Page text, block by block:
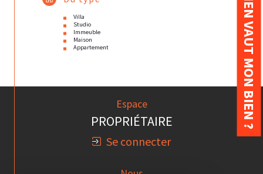
COMBIEN VAUT MON BIEN ?
Villa
Studio
Immeuble
Maison
Appartement
Espace
PROPRIÉTAIRE
Se connecter